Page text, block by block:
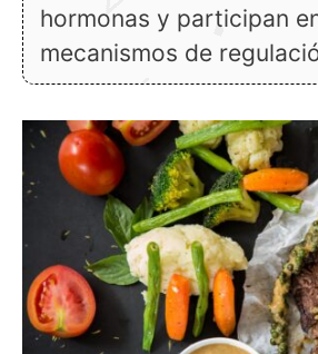
hormonas y participan
mecanismos de